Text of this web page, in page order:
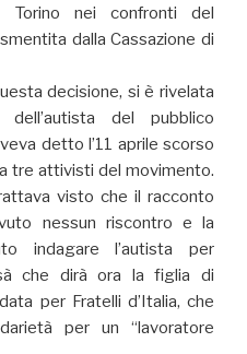
Torino nei confronti del
dalla Cassazione di
decisione, si è rivelata
dell’autista del pubblico
detto l’11 aprile scorso
tre attivisti del movimento.
visto che il racconto
nessun riscontro e la
indagare l’autista per
che dirà ora la figlia di
per Fratelli d’Italia, che
per un “lavoratore